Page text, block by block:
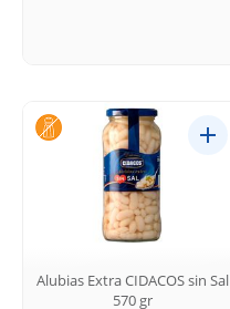
Alubias Extra CIDACOS sin Sal
570 gr